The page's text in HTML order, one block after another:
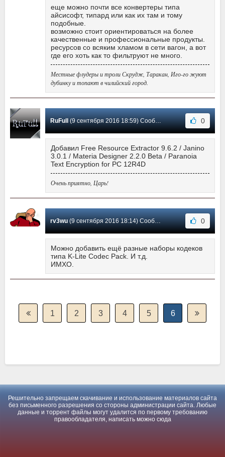
еще можно почти все конвертеры типа
айсисофт, типард или как их там и тому
подобные.
возможно стоит ориентироваться на более
качественные и профессиональные продукты.
ресурсов со всяким хламом в сети вагон, а вот
где его хоть как то фильтруют не много.
Местные флудеры и троли Скрудж, Таракан, Иго-го жуют
дубинку и топают в чилийский город.
RuFull(9 сентября 2016 18:59) Сообщение #2 0
Добавил Free Resource Extractor 9.6.2 / Janino
3.0.1 / Materia Designer 2.2.0 Beta / Paranoia
Text Encryption for PC 12R4D
Очень приятно, Царь!
rv3wu(9 сентября 2016 18:14) Сообщение #1 0
Можно добавить ещё разные наборы кодеков
типа K-Lite Codec Pack. И т.д.
ИМХО.
1 2 3 4 5 6
Решительно запрещаем скачивание и использование материалов сайта
без письменного разрешения со стороны администрации сайта. Любые
данные и торрент файлы могут удалится по первому требованию
правообладателя, написать можно сюда